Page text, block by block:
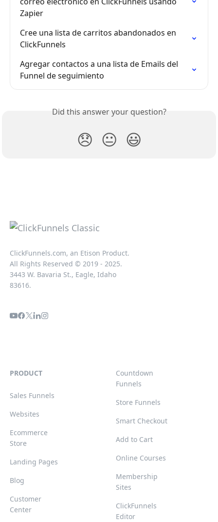
Zapier
Cree una lista de carritos abandonados en
ClickFunnels
Agregar contactos a una lista de Emails del
Funnel de seguimiento
Did this answer your question?
😞 😐 😃
ClickFunnels.com, an Etison Product.
All Rights Reserved © 2019 - 2025.
3443 W. Bavaria St., Eagle, Idaho
83616.
PRODUCT
Sales Funnels
Websites
Ecommerce
Store
Landing Pages
Blog
Customer
Center
Countdown
Funnels
Store Funnels
Smart Checkout
Add to Cart
Online Courses
Membership
Sites
ClickFunnels
Editor